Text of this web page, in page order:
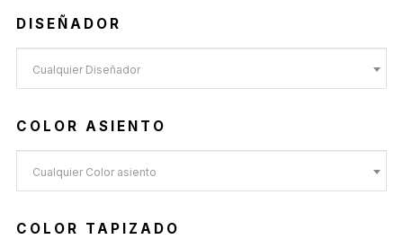
DISEÑADOR
Cualquier Diseñador
COLOR ASIENTO
Cualquier Color asiento
COLOR TAPIZADO